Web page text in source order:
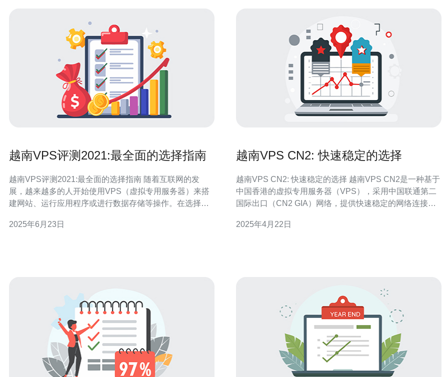
越南VPS评测2021:最全面的选择指南
越南VPS评测2021:最全面的选择指南 随着互联网的发
展，越来越多的人开始使用VPS（虚拟专用服务器）来搭
建网站、运行应用程序或进行数据存储等操作。在选择
要因素。本文将为您介绍越南VPS的评测情况，帮助您做
2025年6月23日
越南VPS CN2: 快速稳定的选择
越南VPS CN2: 快速稳定的选择 越南VPS CN2是一种基于
中国香港的虚拟专用服务器（VPS），采用中国联通第二
国际出口（CN2 GIA）网络，提供快速稳定的网络连接。
案。 稳定的网络连接是一个在线业务的关键要素。越南
2025年4月22日